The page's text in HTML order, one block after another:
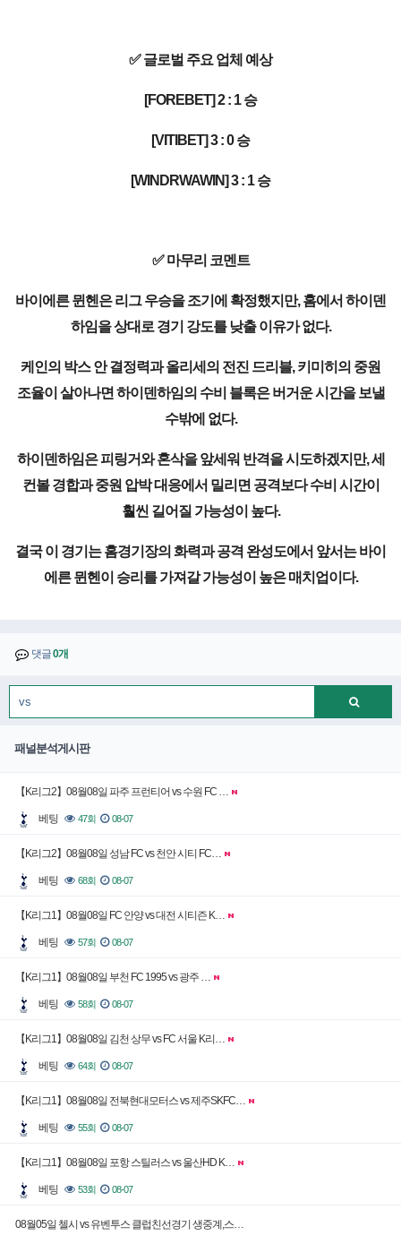
✅ 글로벌 주요 업체 예상
[FOREBET] 2 : 1 승
[VITIBET] 3 : 0 승
[WINDRWAWIN] 3 : 1 승
✅ 마무리 코멘트
바이에른 뮌헨은 리그 우승을 조기에 확정했지만, 홈에서 하이덴
하임을 상대로 경기 강도를 낮출 이유가 없다.
케인의 박스 안 결정력과 올리세의 전진 드리블, 키미히의 중원
조율이 살아나면 하이덴하임의 수비 블록은 버거운 시간을 보낼
수밖에 없다.
하이덴하임은 피링거와 혼삭을 앞세워 반격을 시도하겠지만, 세
컨볼 경합과 중원 압박 대응에서 밀리면 공격보다 수비 시간이
훨씬 길어질 가능성이 높다.
결국 이 경기는 홈경기장의 화력과 공격 완성도에서 앞서는 바이
에른 뮌헨이 승리를 가져갈 가능성이 높은 매치업이다.
댓글0개
패널분석게시판
【K리그2】08월08일 파주 프런티어 vs 수원 FC …
베팅 47회 08-07
【K리그2】08월08일 성남 FC vs 천안 시티 FC…
베팅 68회 08-07
【K리그1】08월08일 FC 안양 vs 대전 시티즌 K…
베팅 57회 08-07
【K리그1】08월08일 부천 FC 1995 vs 광주 …
베팅 58회 08-07
【K리그1】08월08일 김천 상무 vs FC 서울 K리…
베팅 64회 08-07
【K리그1】08월08일 전북현대모터스 vs 제주SKFC…
베팅 55회 08-07
【K리그1】08월08일 포항 스틸러스 vs 울산HD K…
베팅 53회 08-07
08월05일 첼시 vs 유벤투스 클럽친선경기 생중계,스…